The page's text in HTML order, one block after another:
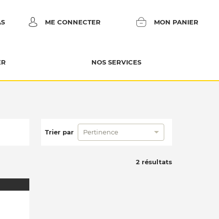
ME CONNECTER MON PANIER
NOS SERVICES
Trier par Pertinence
2 résultats